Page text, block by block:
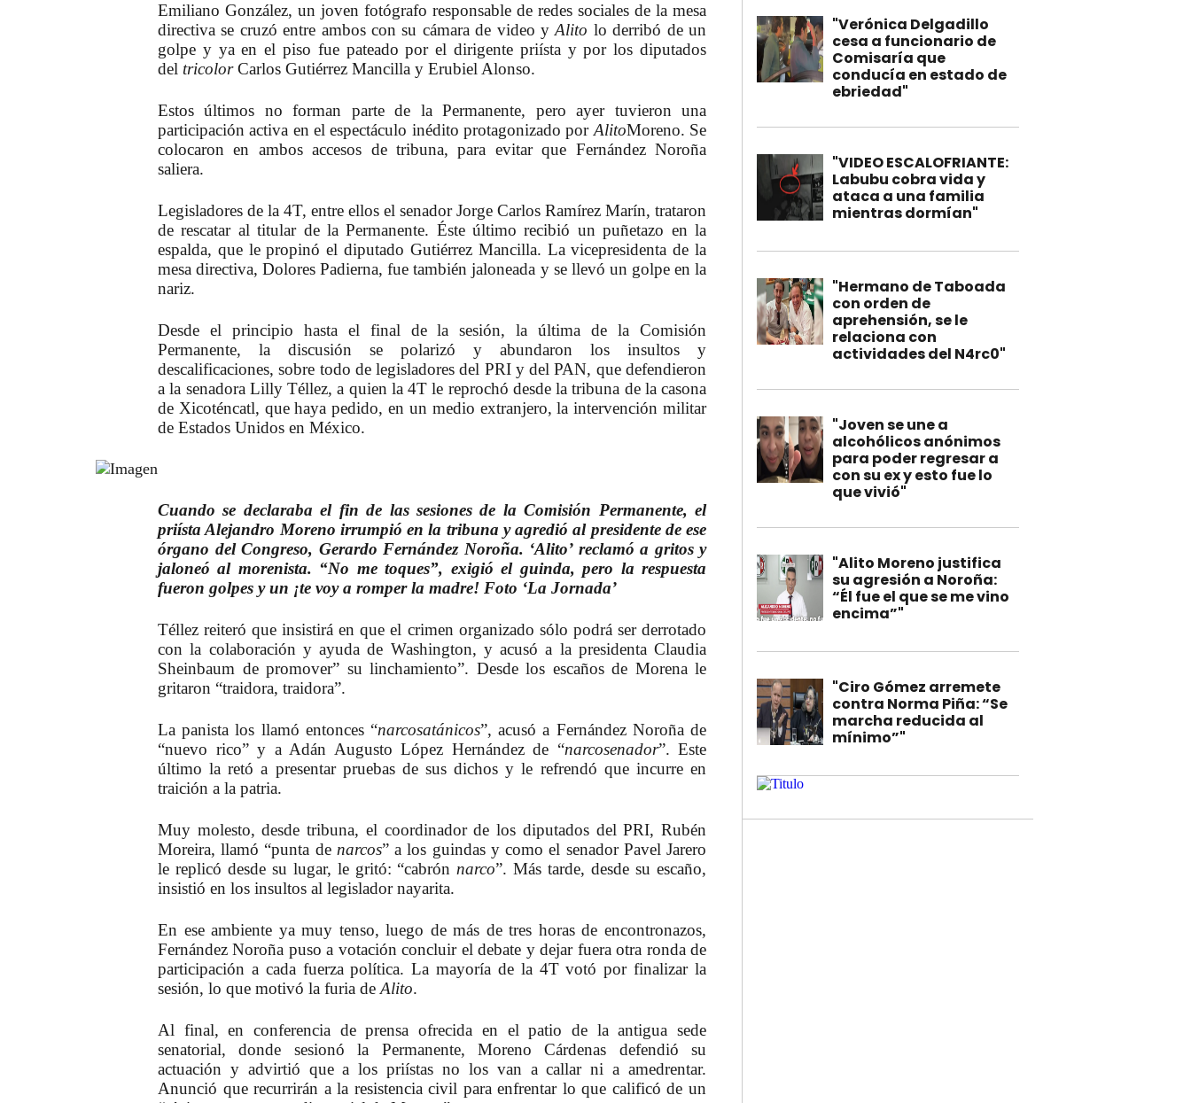
Emiliano González, un joven fotógrafo responsable de redes sociales de la mesa
directiva se cruzó entre ambos con su cámara de video yAlito lo derribó de un
golpe y ya en el piso fue pateado por el dirigente priísta y por los diputados
del tricolorCarlos Gutiérrez Mancilla y Erubiel Alonso.
Estos últimos no forman parte de la Permanente, pero ayer tuvieron una
participación activa en el espectáculo inédito protagonizado por AlitoMoreno. Se
colocaron en ambos accesos de tribuna, para evitar que Fernández Noroña
saliera.
Legisladores de la 4T, entre ellos el senador Jorge Carlos Ramírez Marín, trataron
de rescatar al titular de la Permanente. Éste último recibió un puñetazo en la
espalda, que le propinó el diputado Gutiérrez Mancilla. La vicepresidenta de la
mesa directiva, Dolores Padierna, fue también jaloneada y se llevó un golpe en la
nariz.
Desde el principio hasta el final de la sesión, la última de la Comisión
Permanente, la discusión se polarizó y abundaron los insultos y
descalificaciones, sobre todo de legisladores del PRI y del PAN, que defendieron
a la senadora Lilly Téllez, a quien la 4T le reprochó desde la tribuna de la casona
de Xicoténcatl, que haya pedido, en un medio extranjero, la intervención militar
de Estados Unidos en México.
Cuando se declaraba el fin de las sesiones de la Comisión Permanente, el
priísta Alejandro Moreno irrumpió en la tribuna y agredió al presidente de ese
órgano del Congreso, Gerardo Fernández Noroña. ‘Alito’ reclamó a gritos y
jaloneó al morenista. “No me toques”, exigió el guinda, pero la respuesta
fueron golpes y un ¡te voy a romper la madre! Foto ‘La Jornada’
Téllez reiteró que insistirá en que el crimen organizado sólo podrá ser derrotado
con la colaboración y ayuda de Washington, y acusó a la presidenta Claudia
Sheinbaum de promover” su linchamiento”. Desde los escaños de Morena le
gritaron “traidora, traidora”.
La panista los llamó entonces “narcosatánicos”, acusó a Fernández Noroña de
“nuevo rico” y a Adán Augusto López Hernández de “narcosenador”. Este
último la retó a presentar pruebas de sus dichos y le refrendó que incurre en
traición a la patria.
Muy molesto, desde tribuna, el coordinador de los diputados del PRI, Rubén
Moreira, llamó “punta de narcos” a los guindas y como el senador Pavel Jarero
le replicó desde su lugar, le gritó: “cabrón narco”. Más tarde, desde su escaño,
insistió en los insultos al legislador nayarita.
En ese ambiente ya muy tenso, luego de más de tres horas de encontronazos,
Fernández Noroña puso a votación concluir el debate y dejar fuera otra ronda de
participación a cada fuerza política. La mayoría de la 4T votó por finalizar la
sesión, lo que motivó la furia de Alito.
Al final, en conferencia de prensa ofrecida en el patio de la antigua sede
senatorial, donde sesionó la Permanente, Moreno Cárdenas defendió su
actuación y advirtió que a los priístas no los van a callar ni a amedrentar.
Anunció que recurrirán a la resistencia civil para enfrentar lo que calificó de un
"Verónica Delgadillo
cesa a funcionario de
Comisaría que
conducía en estado de
ebriedad"
"VIDEO ESCALOFRIANTE:
Labubu cobra vida y
ataca a una familia
mientras dormían"
"Hermano de Taboada
con orden de
aprehensión, se le
relaciona con
actividades del N4rc0"
"Joven se une a
alcohólicos anónimos
para poder regresar a
con su ex y esto fue lo
que vivió"
"Alito Moreno justifica
su agresión a Noroña:
“Él fue el que se me vino
encima”"
"Ciro Gómez arremete
contra Norma Piña: “Se
marcha reducida al
mínimo”"